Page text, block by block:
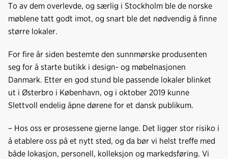
To av dem overlevde, og særlig i Stockholm ble de norske
møblene tatt godt imot, og snart ble det nødvendig å finne
større lokaler.
For fire år siden bestemte den sunnmørske produsenten
seg for å starte butikk i design- og møbelnasjonen
Danmark. Etter en god stund ble passende lokaler blinket
ut i Østerbro i København, og i oktober 2019 kunne
Slettvoll endelig åpne dørene for et dansk publikum.
– Hos oss er prosessene gjerne lange. Det ligger stor risiko i
å etablere oss på et nytt sted, og da bør vi helst treffe med
både lokasjon, personell, kolleksjon og markedsføring. Vi